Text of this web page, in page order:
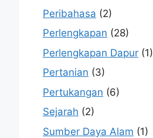
Peribahasa (2)
Perlengkapan (28)
Perlengkapan Dapur (1)
Pertanian (3)
Pertukangan (6)
Sejarah (2)
Sumber Daya Alam (1)